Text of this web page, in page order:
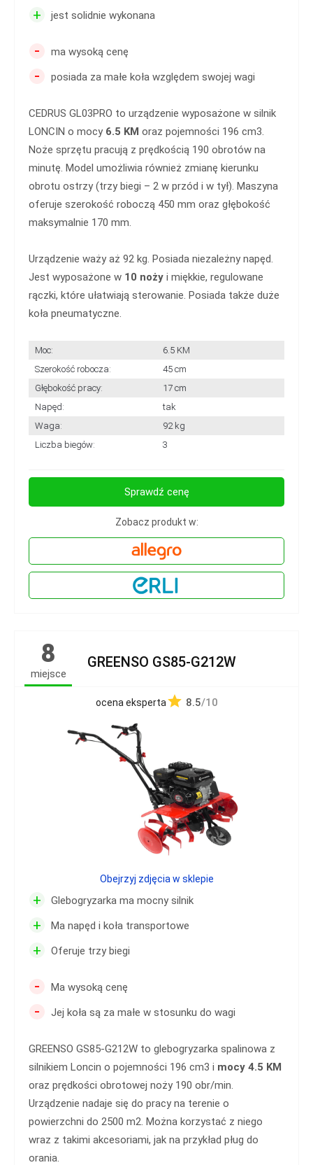
+ jest solidnie wykonana
- ma wysoką cenę
- posiada za małe koła względem swojej wagi
CEDRUS GL03PRO to urządzenie wyposażone w silnik
LONCIN o mocy 6.5 KM oraz pojemności 196 cm3.
Noże sprzętu pracują z prędkością 190 obrotów na
minutę. Model umożliwia również zmianę kierunku
obrotu ostrzy (trzy biegi – 2 w przód i w tył). Maszyna
oferuje szerokość roboczą 450 mm oraz głębokość
maksymalnie 170 mm.
Urządzenie waży aż 92 kg. Posiada niezależny napęd.
Jest wyposażone w 10 noży i miękkie, regulowane
rączki, które ułatwiają sterowanie. Posiada także duże
koła pneumatyczne.
Moc:
6.5 KM
Szerokość robocza:
45 cm
Głębokość pracy:
17 cm
Napęd:
tak
Waga:
92 kg
Liczba biegów:
3
Sprawdź cenę
Zobacz produkt w:
8
miejsce
GREENSO GS85-G212W
ocena eksperta 8.5/10
+ Glebogryzarka ma mocny silnik
+ Ma napęd i koła transportowe
+ Oferuje trzy biegi
- Ma wysoką cenę
- Jej koła są za małe w stosunku do wagi
GREENSO GS85-G212W to glebogryzarka spalinowa z
silnikiem Loncin o pojemności 196 cm3 i mocy 4.5 KM
oraz prędkości obrotowej noży 190 obr/min.
Urządzenie nadaje się do pracy na terenie o
powierzchni do 2500 m2. Można korzystać z niego
wraz z takimi akcesoriami, jak na przykład pług do
orania.
Obejrzyj zdjęcia w sklepie